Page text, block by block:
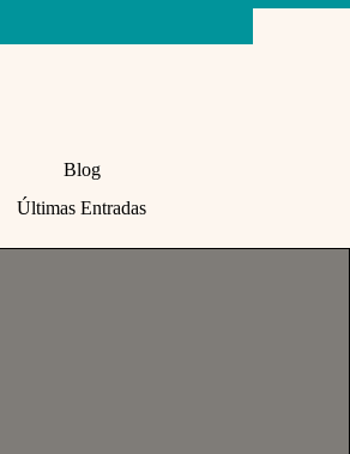
Blog
Últimas Entradas